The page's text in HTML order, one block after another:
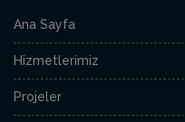
Ana Sayfa
Hizmetlerimiz
Projeler